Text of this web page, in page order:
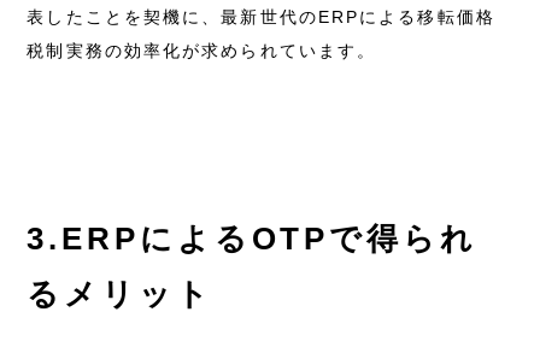
表したことを契機に、最新世代のERPによる移転価格
税制実務の効率化が求められています。
3.ERPによるOTPで得られ
るメリット